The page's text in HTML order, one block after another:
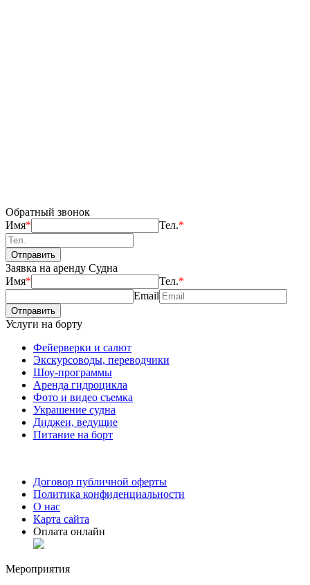
Обратный звонок
Имя* Тел.*
Заявка на аренду Судна
Имя* Тел.*
Email
Услуги на борту
Фейерверки и салют
Экскурсоводы, переводчики
Шоу-программы
Аренда гидроцикла
Фото и видео съемка
Украшение судна
Диджеи, ведущие
Питание на борт
Договор публичной оферты
Политика конфиденциальности
О нас
Карта сайта
Оплата онлайн
Мероприятия